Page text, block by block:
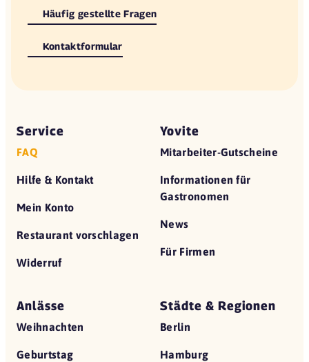
Häufig gestellte Fragen
Kontaktformular
Service
FAQ
Hilfe & Kontakt
Mein Konto
Restaurant vorschlagen
Widerruf
Yovite
Mitarbeiter-Gutscheine
Informationen für
Gastronomen
News
Für Firmen
Anlässe
Weihnachten
Geburtstag
Städte & Regionen
Berlin
Hamburg